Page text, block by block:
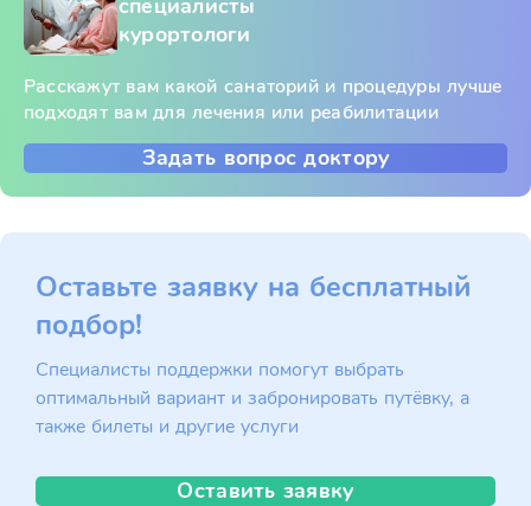
курортологи
Расскажут вам какой санаторий и процедуры лучше
подходят вам для лечения или реабилитации
Задать вопрос доктору
Оставьте заявку на бесплатный
подбор!
Специалисты поддержки помогут выбрать
оптимальный вариант и забронировать путёвку, а
также билеты и другие услуги
Оставить заявку